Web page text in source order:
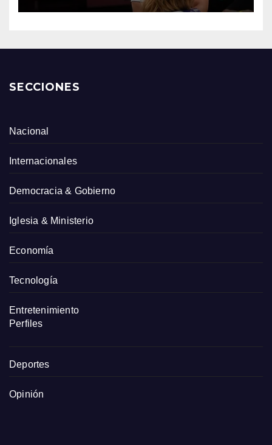
SECCIONES
Nacional
Internacionales
Democracia & Gobierno
Iglesia & Ministerio
Economía
Tecnología
Entretenimiento
Perfiles
Deportes
Opinión